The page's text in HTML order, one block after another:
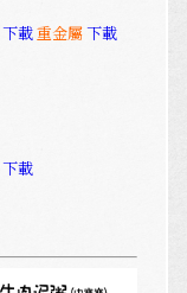
下載重金屬下載
下載